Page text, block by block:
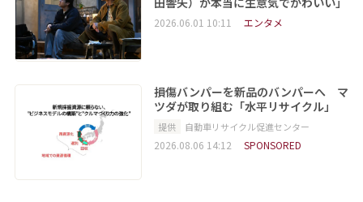
2026.06.01 10:11 エンタメ
損傷バンパーを新品のバンパーへ マ
ツダが取り組む「水平リサイクル」
提供 自動車リサイクル促進センター
2026.08.06 14:12 SPONSORED